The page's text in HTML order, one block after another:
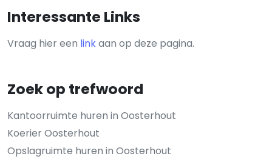
Interessante Links
Vraag hier een linkaan op deze pagina.
Zoek op trefwoord
Kantoorruimte huren in Oosterhout
Koerier Oosterhout
Opslagruimte huren in Oosterhout